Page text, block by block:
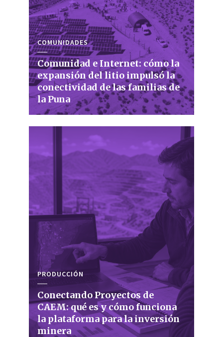
COMUNIDADES
Comunidad e Internet: cómo la
expansión del litio impulsó la
conectividad de las familias de
la Puna
PRODUCCIÓN
Conectando Proyectos de
CAEM: qué es y cómo funciona
la plataforma para la inversión
minera